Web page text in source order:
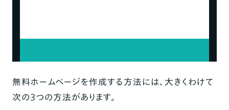
Jimdo
Strikingly
無料ホームページを作成する方法には、大きくわけて
次の3つの方法があります。